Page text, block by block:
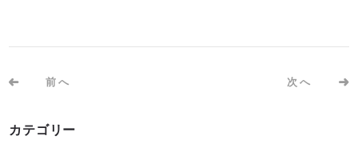
前へ 次へ
カテゴリー